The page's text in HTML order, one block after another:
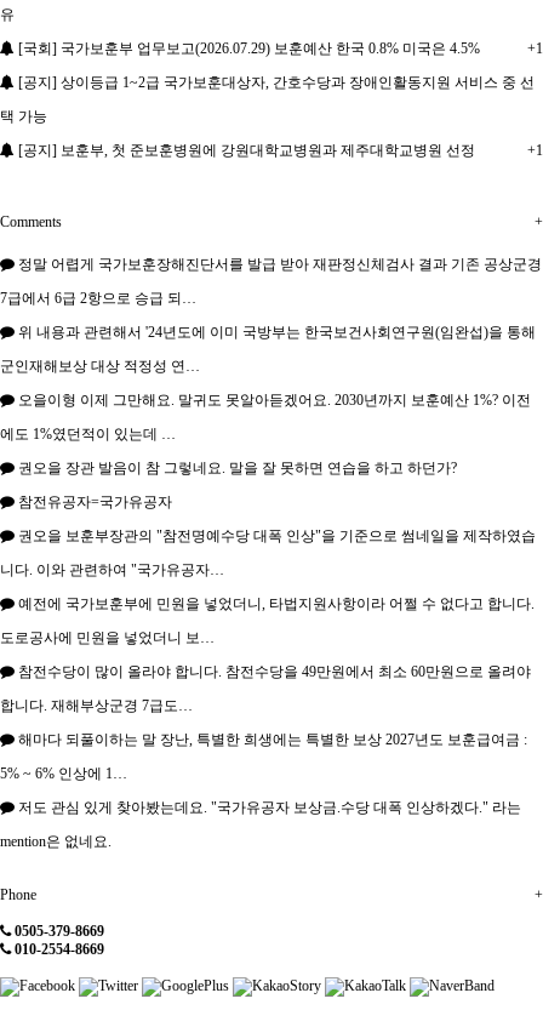
유
+1
[국회] 국가보훈부 업무보고(2026.07.29) 보훈예산 한국 0.8% 미국은 4.5%
[공지] 상이등급 1~2급 국가보훈대상자, 간호수당과 장애인활동지원 서비스 중 선
택 가능
+1
[공지] 보훈부, 첫 준보훈병원에 강원대학교병원과 제주대학교병원 선정
+
Comments
정말 어렵게 국가보훈장해진단서를 발급 받아 재판정신체검사 결과 기존 공상군경
7급에서 6급 2항으로 승급 되…
위 내용과 관련해서 '24년도에 이미 국방부는 한국보건사회연구원(임완섭)을 통해
군인재해보상 대상 적정성 연…
오을이형 이제 그만해요. 말귀도 못알아듣겠어요. 2030년까지 보훈예산 1%? 이전
에도 1%였던적이 있는데 …
권오을 장관 발음이 참 그렇네요. 말을 잘 못하면 연습을 하고 하던가?
참전유공자=국가유공자
권오을 보훈부장관의 "참전명예수당 대폭 인상"을 기준으로 썸네일을 제작하였습
니다. 이와 관련하여 "국가유공자…
예전에 국가보훈부에 민원을 넣었더니, 타법지원사항이라 어쩔 수 없다고 합니다.
도로공사에 민원을 넣었더니 보…
참전수당이 많이 올라야 합니다. 참전수당을 49만원에서 최소 60만원으로 올려야
합니다. 재해부상군경 7급도…
해마다 되풀이하는 말 장난, 특별한 희생에는 특별한 보상 2027년도 보훈급여금 :
5% ~ 6% 인상에 1…
저도 관심 있게 찾아봤는데요. "국가유공자 보상금.수당 대폭 인상하겠다." 라는
mention은 없네요.
+
Phone
0505-379-8669
010-2554-8669